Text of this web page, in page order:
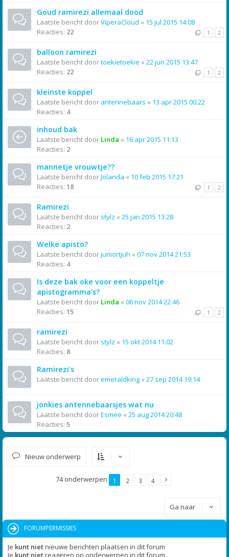
Goud ramirezi allemaal dood
Laatste bericht doorViperaCloud « 15 jul 2015 14:08
Reacties: 22 1 2
balloon ramirezi
Laatste bericht doortoekietoekie « 22 jun 2015 13:47
Reacties: 22 1 2
kleinste koppel
Laatste bericht door antennebaars « 13 apr 2015 00:22
Reacties: 4
inhoud bak
Laatste bericht door Linda « 16 apr 2015 11:13
Reacties: 2
mannetje vrouwtje??
Laatste bericht doorJolanda « 10 feb 2015 17:21
Reacties: 18 1 2
Ramirezi
Laatste bericht door stylz « 25 jan 2015 13:28
Reacties: 2
Welke apisto?
Laatste bericht doorjuniortjuh « 07 nov 2014 21:53
Reacties: 4
Is deze bak oke voor een koppeltje
apistogramma's?
Laatste bericht door Linda « 06 nov 2014 22:46
Reacties: 15 1 2
ramirezi
Laatste bericht door stylz « 15 okt 2014 11:02
Reacties: 8
Ramirezi's
Laatste bericht dooremeraldking « 27 sep 2014 19:14
jonkies antennebaarsjes wat nu
Laatste bericht doorEsmee « 25 aug 2014 20:48
Reacties: 5
Nieuw onderwerp
74 onderwerpen 1 2 3 4
Ga naar
FORUMPERMISSIES
Je kunt nietnieuwe berichten plaatsen in dit forum
Je kunt nietreageren op onderwerpen in dit forum